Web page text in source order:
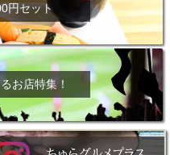
円セット
お店特集！